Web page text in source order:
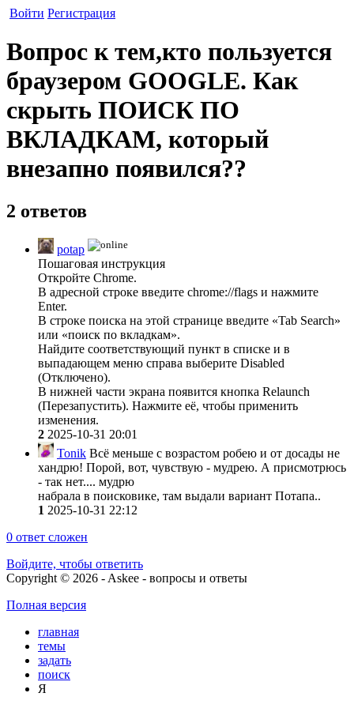
Войти Регистрация
Вопрос к тем,кто пользуется
браузером GOOGLE. Как
скрыть ПОИСК ПО
ВКЛАДКАМ, который
внезапно появился??
2 ответов
potap
Пошаговая инструкция
Откройте Chrome.
В адресной строке введите chrome://flags и нажмите
Enter.
В строке поиска на этой странице введите «Tab Search»
или «поиск по вкладкам».
Найдите соответствующий пункт в списке и в
выпадающем меню справа выберите Disabled
(Отключено).
В нижней части экрана появится кнопка Relaunch
(Перезапустить). Нажмите её, чтобы применить
изменения.
2 2025-10-31 20:01
Tonik Всё меньше с возрастом робею и от досады не
хандрю! Порой, вот, чувствую - мудрею. А присмотрюсь
- так нет.... мудрю
набрала в поисковике, там выдали вариант Потапа..
1 2025-10-31 22:12
0 ответ сложен
Войдите, чтобы ответить
Copyright © 2026 - Askee - вопросы и ответы
Полная версия
главная
темы
задать
поиск
Я